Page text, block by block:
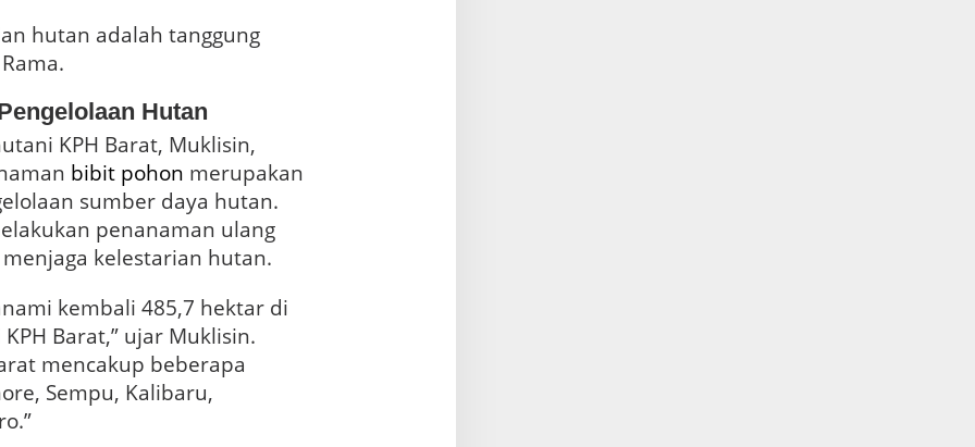
hutan adalah tanggung
Hutan
KPH Barat, Muklisin,
bibit pohon merupakan
sumber daya hutan.
penanaman ulang
kelestarian hutan.
kembali 485,7 hektar di
Barat,” ujar Muklisin.
mencakup beberapa
Sempu, Kalibaru,